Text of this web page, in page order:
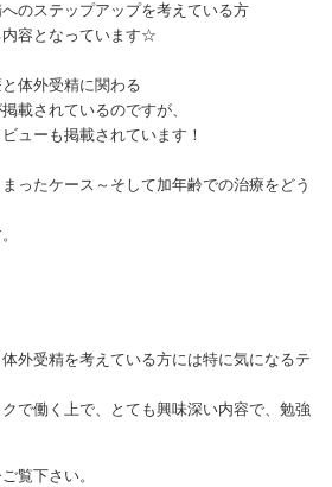
のステップアップを考えている方
容となっています☆
体外受精に関わる
載されているのですが、
ューも掲載されています！
ったケース～そして加年齢での治療をどう
外受精を考えている方には特に気になるテ
で働く上で、とても興味深い内容で、勉強
覧下さい。